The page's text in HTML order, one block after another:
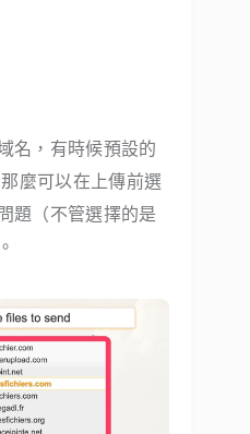
名，有時候預設的
麼可以在上傳前選
題（不管選擇的是